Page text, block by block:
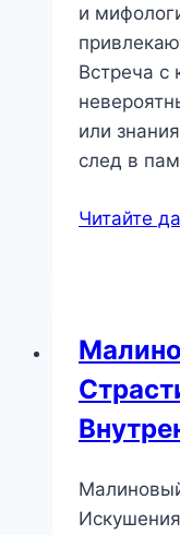
и
Встреча с
или
след в
Читайте